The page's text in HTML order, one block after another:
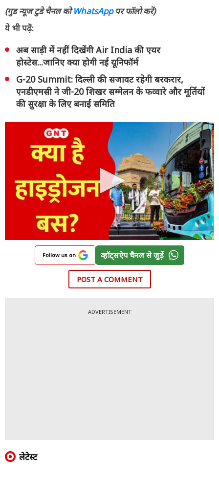
(गुड न्यूज टुडे चैनल कोWhatsAppपर फॉलो करें)
ये भी पढ़ें:
अब साड़ी में नहीं दिखेंगी Air India की एयर
होस्टेस...जानिए क्या होगी नई यूनिफॉर्म
G-20 Summit: दिल्ली की सजावट रहेगी बरकरार,
एनडीएमसी ने जी-20 शिखर सम्मेलन के फव्वारे और मूर्तियों
की सुरक्षा के लिए बनाई समिति
Follow us on व्हॉट्सऐप चैनल से जुड़ें
POST A COMMENT
ADVERTISEMENT
लेटेस्ट